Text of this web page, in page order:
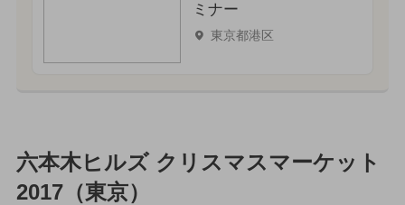
ミナー
東京都港区
六本木ヒルズ クリスマスマーケット
2017（東京）